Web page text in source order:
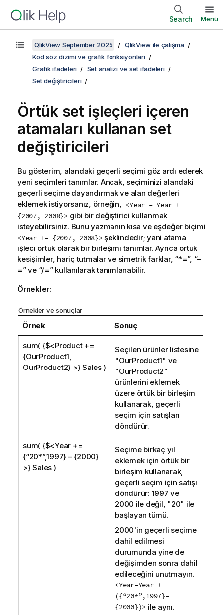
Search Menü
QlikView September 2025
QlikView ile çalışma
Kod söz dizimi ve grafik fonksiyonları
Grafik ifadeleri
Set analizi ve set ifadeleri
Set değiştiricileri
Örtük set işleçleri içeren
atamaları kullanan set
değiştiricileri
Bu gösterim, alandaki geçerli seçimi göz ardı ederek
yeni seçimleri tanımlar. Ancak, seçiminizi alandaki
geçerli seçime dayandırmak ve alan değerleri
eklemek istiyorsanız, örneğin, <Year = Year +
{2007, 2008}> gibi bir değiştirici kullanmak
isteyebilirsiniz. Bunu yazmanın kısa ve eşdeğer biçimi
<Year += {2007, 2008}> şeklindedir; yani atama
işleci örtük olarak bir birleşimi tanımlar. Ayrıca örtük
kesişimler, hariç tutmalar ve simetrik farklar, “*=”, “–
=” ve “/=” kullanılarak tanımlanabilir.
Örnekler:
Örnekler ve sonuçlar
Örnek Sonuç
sum( {$<Product +=
{OurProduct1,
OurProduct2} >} Sales )
Seçilen ürünler listesine
"OurProduct1" ve
"OurProduct2"
ürünlerini eklemek
üzere örtük bir birleşim
kullanarak, geçerli
seçim için satışları
döndürür.
sum( {$<Year +=
{“20*”,1997} – {2000}
>} Sales )
Seçime birkaç yıl
eklemek için örtük bir
birleşim kullanarak,
geçerli seçim için satışı
döndürür: 1997 ve
2000 ile değil, "20" ile
başlayan tümü.
2000'in geçerli seçime
dahil edilmesi
durumunda yine de
değişimden sonra dahil
edileceğini unutmayın.
<Year=Year +
({“20*”,1997}–
{2000})> ile aynı.